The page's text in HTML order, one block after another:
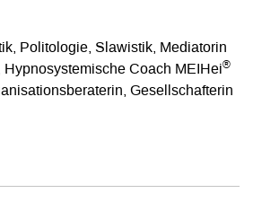
Politologie, Slawistik, Mediatorin
Hypnosystemische Coach MEIHei®
Gesellschafterin